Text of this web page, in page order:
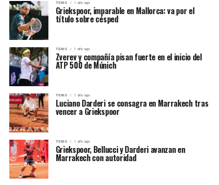
TENIS 1 año ago
Griekspoor, imparable en Mallorca: va por el
título sobre césped
TENIS 1 año ago
Zverev y compañía pisan fuerte en el inicio del
ATP 500 de Múnich
TENIS 1 año ago
Luciano Darderi se consagra en Marrakech tras
vencer a Griekspoor
TENIS 1 año ago
Griekspoor, Bellucci y Darderi avanzan en
Marrakech con autoridad